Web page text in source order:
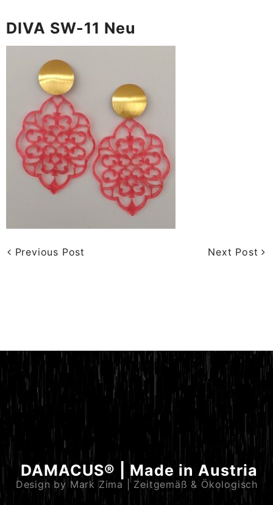
DIVA SW-11 Neu
Previous Post Next Post
DAMACUS® | Made in Austria
Design by Mark Zima | Zeitgemäß & Ökologisch